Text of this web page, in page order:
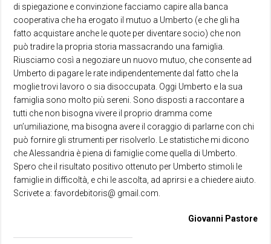
di spiegazione e convinzione facciamo capire alla banca
cooperativa che ha erogato il mutuo a Umberto (e che gli ha
fatto acquistare anche le quote per diventare socio) che non
può tradire la propria storia massacrando una famiglia.
Riusciamo così a negoziare un nuovo mutuo, che consente ad
Umberto di pagare le rate indipendentemente dal fatto che la
moglie trovi lavoro o sia disoccupata. Oggi Umberto e la sua
famiglia sono molto più sereni. Sono disposti a raccontare a
tutti che non bisogna vivere il proprio dramma come
un’umiliazione, ma bisogna avere il coraggio di parlarne con chi
può fornire gli strumenti per risolverlo. Le statistiche mi dicono
che Alessandria è piena di famiglie come quella di Umberto.
Spero che il risultato positivo ottenuto per Umberto stimoli le
famiglie in difficoltà, e chi le ascolta, ad aprirsi e a chiedere aiuto.
Scrivete a: favordebitoris@ gmail.com.
Giovanni Pastore